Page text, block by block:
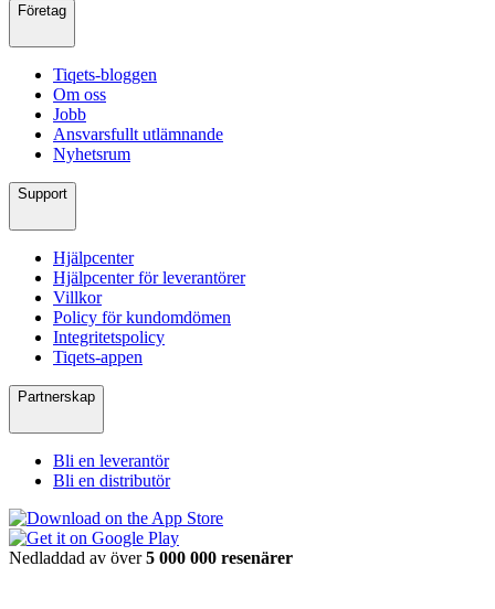
Företag
Tiqets-bloggen
Om oss
Jobb
Ansvarsfullt utlämnande
Nyhetsrum
Support
Hjälpcenter
Hjälpcenter för leverantörer
Villkor
Policy för kundomdömen
Integritetspolicy
Tiqets-appen
Partnerskap
Bli en leverantör
Bli en distributör
Nedladdad av över5 000 000 resenärer